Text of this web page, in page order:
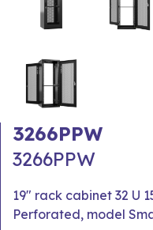
3266PPW
3266PPW
19" rack cabinet 32 U
Perforated, model